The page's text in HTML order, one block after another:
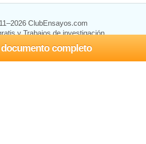
completo
ClubEnsayos.com
y Trabajos de investigación